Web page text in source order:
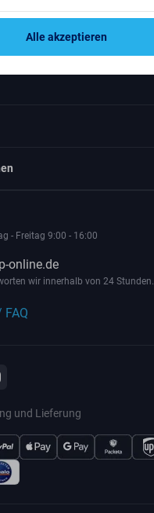
- Freitag 9:00 - 16:00
online.de
wir innerhalb von 24 Stunden.
FAQ
und Lieferung
Alle akzeptieren